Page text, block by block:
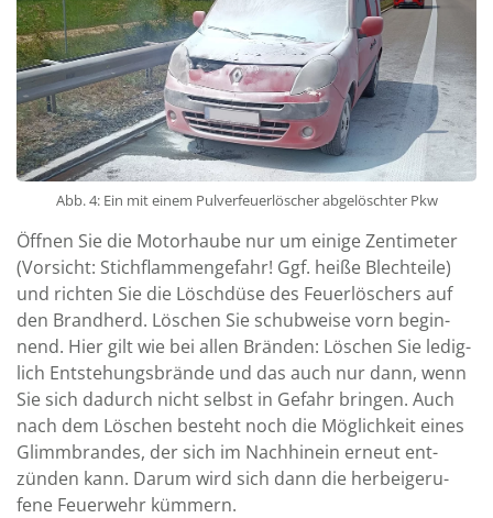
Abb. 4: Ein mit einem Pulverfeuerlöscher abgelöschter Pkw
Öffnen Sie die Motor­haube nur um einige Zenti­meter
(Vorsicht: Stich­flam­men­ge­fahr! Ggf. heiße Blech­teile)
und richten Sie die Lösch­düse des Feuer­löschers auf
den Brand­herd. Löschen Sie schub­weise vorn be­gin­
nend. Hier gilt wie bei allen Bränden: Löschen Sie ledig­
lich Ent­ste­hungs­brände und das auch nur dann, wenn
Sie sich da­durch nicht selbst in Ge­fahr bringen. Auch
nach dem Löschen be­steht noch die Mög­lich­keit eines
Glimm­brandes, der sich im Nach­hinein erneut ent­
zünden kann. Darum wird sich dann die her­bei­ge­ru­
fene Feuer­wehr kümmern.